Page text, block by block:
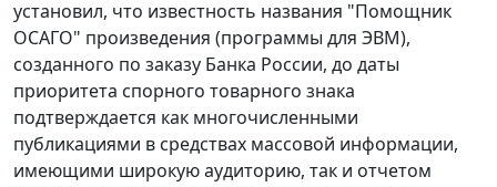
установил, что известность названия "Помощник
ОСАГО" произведения (программы для ЭВМ),
созданного по заказу Банка России, до даты
приоритета спорного товарного знака
подтверждается как многочисленными
публикациями в средствах массовой информации,
имеющими широкую аудиторию, так и отчетом